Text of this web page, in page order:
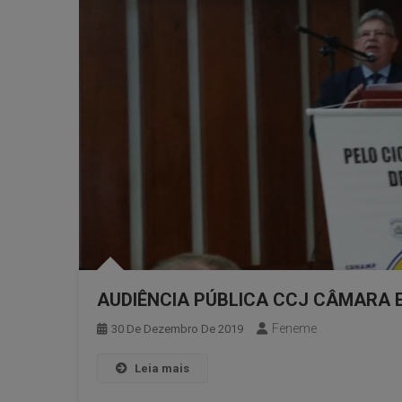
AUDIÊNCIA PÚBLICA CCJ CÂMARA
30 De Dezembro De 2019 Feneme
Leia mais